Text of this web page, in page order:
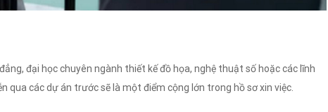
đại học chuyên ngành thiết kế đồ họa, nghệ thuật số hoặc các lĩnh
qua các dự án trước sẽ là một điểm cộng lớn trong hồ sơ xin việc.